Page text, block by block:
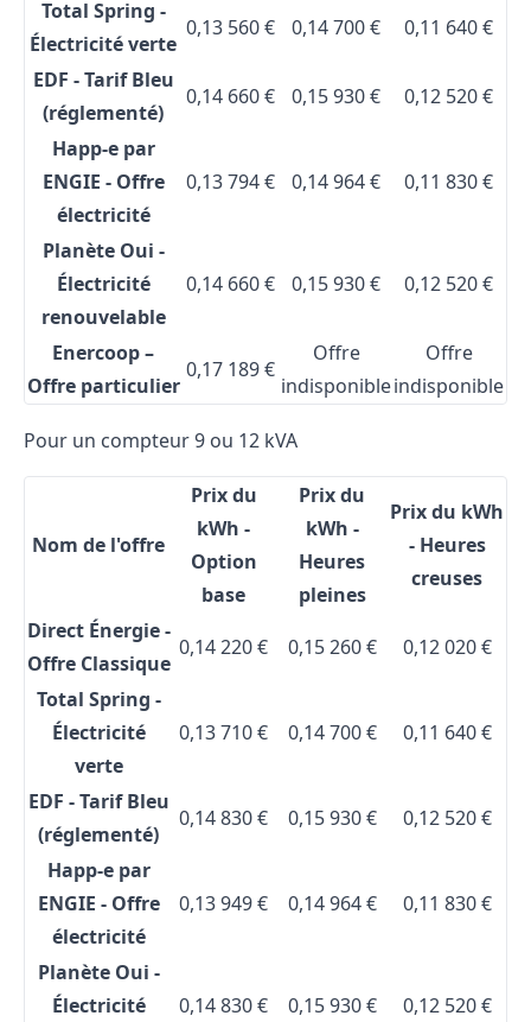
Total Spring -
Électricité verte
0,13 560 € 0,14 700 €
0,11 640 €
EDF - Tarif Bleu
(réglementé)
0,14 660 € 0,15 930 €
0,12 520 €
Happ-e par
ENGIE - Offre
électricité
0,13 794 € 0,14 964 € 0,11 830 €
Planète Oui -
Électricité
renouvelable
0,14 660 € 0,15 930 € 0,12 520 €
Enercoop –
Offre particulier
0,17 189 €
Offre
indisponible
Offre
indisponible
Pour un compteur 9 ou 12 kVA
Nom de l'offre
Prix du
kWh -
Option
base
Prix du
kWh -
Heures
pleines
Prix du kWh
- Heures
creuses
Direct Énergie -
Offre Classique
0,14 220 € 0,15 260 €
0,12 020 €
Total Spring -
Électricité
verte
0,13 710 € 0,14 700 € 0,11 640 €
EDF - Tarif Bleu
(réglementé)
0,14 830 € 0,15 930 €
0,12 520 €
Happ-e par
ENGIE - Offre
électricité
0,13 949 € 0,14 964 € 0,11 830 €
Planète Oui -
Électricité
0,14 830 € 0,15 930 € 0,12 520 €